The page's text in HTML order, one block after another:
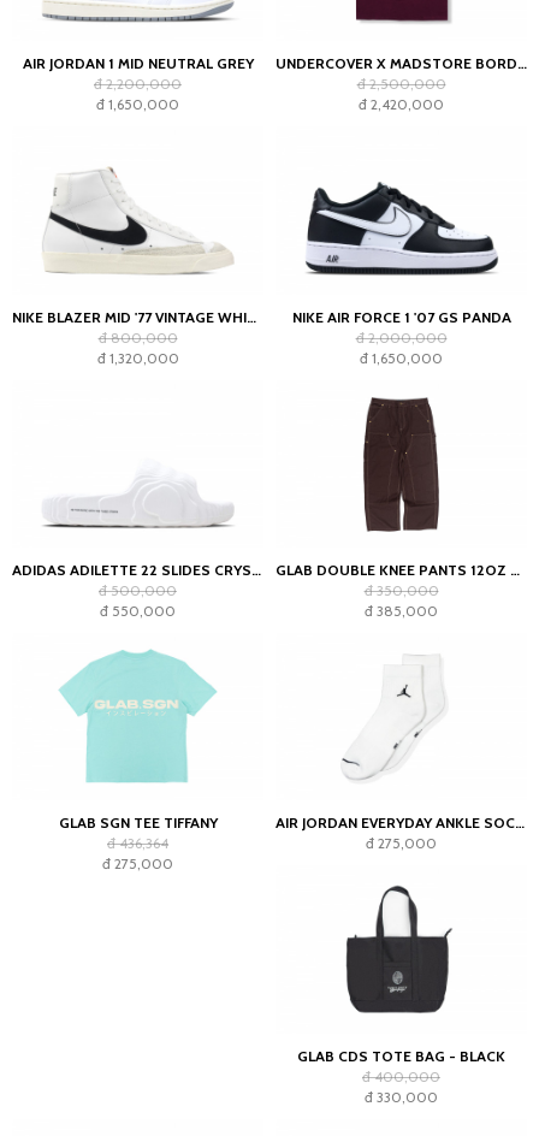
AIR JORDAN 1 MID NEUTRAL GREY
đ 2,200,000
đ 1,650,000
UNDERCOVER X MADSTORE BORDEAUX T-SHIRT
đ 2,500,000
đ 2,420,000
NIKE BLAZER MID '77 VINTAGE WHITE BLACK
đ 800,000
đ 1,320,000
NIKE AIR FORCE 1 '07 GS PANDA
đ 2,000,000
đ 1,650,000
ADIDAS ADILETTE 22 SLIDES CRYSTAL WHITE
đ 500,000
đ 550,000
GLAB DOUBLE KNEE PANTS 12OZ CHOCOLATE
đ 350,000
đ 385,000
GLAB SGN TEE TIFFANY
đ 436,364
đ 275,000
AIR JORDAN EVERYDAY ANKLE SOCKS WHITE (2023)
đ 275,000
GLAB CDS TOTE BAG - BLACK
đ 400,000
đ 330,000